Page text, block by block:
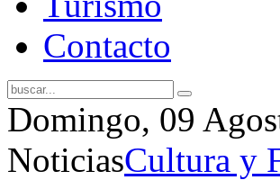
Contacto
Domingo, 09
NoticiasCultura y